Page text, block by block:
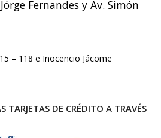
Fernandes y Av. Simón
– 118 e Inocencio Jácome
TARJETAS DE CRÉDITO A TRAVÉS